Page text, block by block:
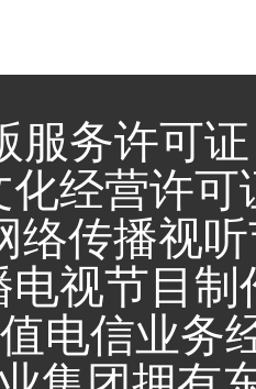
服务许可
化经营许可
络传播视
电视节目
电信业务